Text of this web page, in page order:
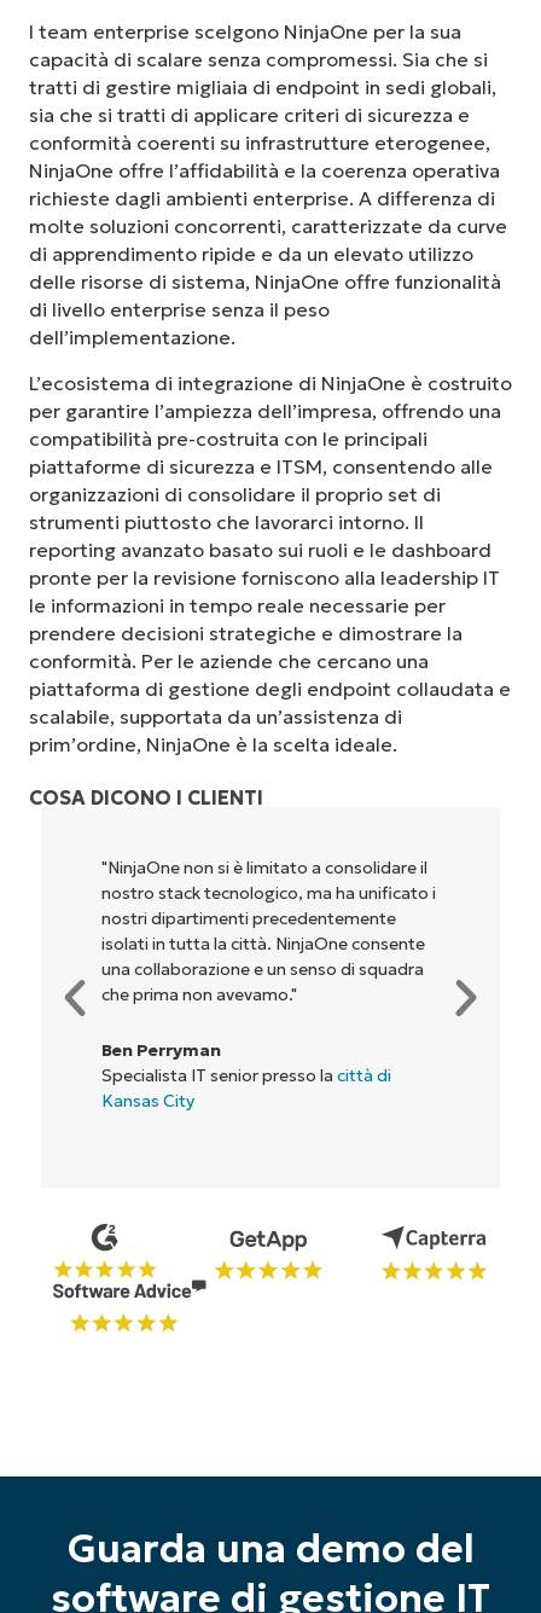
I team enterprise scelgono NinjaOne per la sua
capacità di scalare senza compromessi. Sia che si
tratti di gestire migliaia di endpoint in sedi globali,
sia che si tratti di applicare criteri di sicurezza e
conformità coerenti su infrastrutture eterogenee,
NinjaOne offre l’affidabilità e la coerenza operativa
richieste dagli ambienti enterprise. A differenza di
molte soluzioni concorrenti, caratterizzate da curve
di apprendimento ripide e da un elevato utilizzo
delle risorse di sistema, NinjaOne offre funzionalità
di livello enterprise senza il peso
dell’implementazione.
L’ecosistema di integrazione di NinjaOne è costruito
per garantire l’ampiezza dell’impresa, offrendo una
compatibilità pre-costruita con le principali
piattaforme di sicurezza e ITSM, consentendo alle
organizzazioni di consolidare il proprio set di
strumenti piuttosto che lavorarci intorno. Il
reporting avanzato basato sui ruoli e le dashboard
pronte per la revisione forniscono alla leadership IT
le informazioni in tempo reale necessarie per
prendere decisioni strategiche e dimostrare la
conformità. Per le aziende che cercano una
piattaforma di gestione degli endpoint collaudata e
scalabile, supportata da un’assistenza di
prim’ordine, NinjaOne è la scelta ideale.
COSA DICONO I CLIENTI
"NinjaOne permette alla nostra azienda, ai
proprietari e agli operatori con cui
lavoriamo, di essere più redditizi. È un
vantaggio per tutti."
Rory McCune
Guarda una demo del
software di gestione IT
Inizia la tua prova di 14 giorni
completo a tutte le funzionalità
last